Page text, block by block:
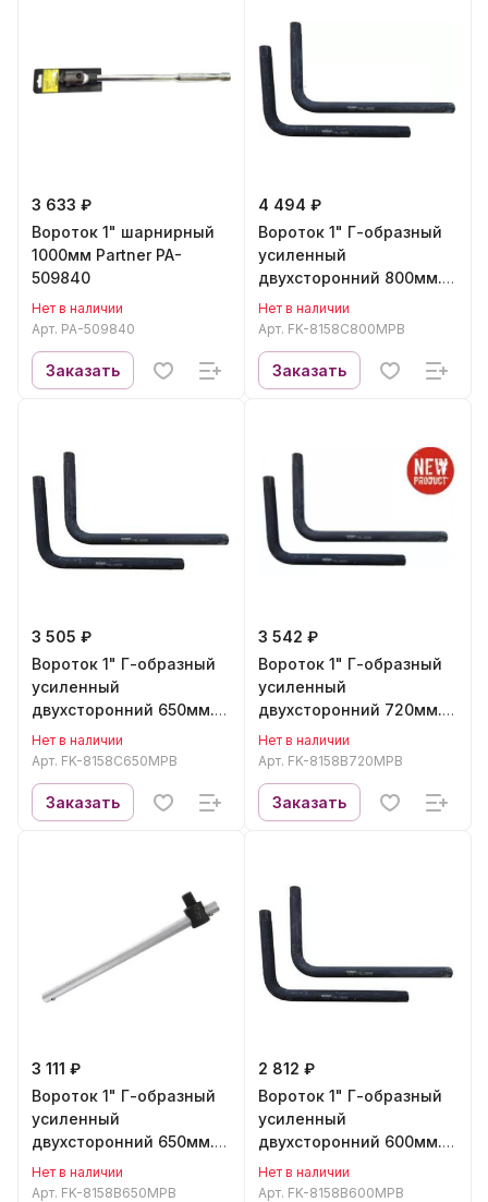
3 633 ₽
Вороток 1" шарнирный
1000мм Partner PA-
509840
Нет в наличии
Арт. PA-509840
Заказать
4 494 ₽
Вороток 1" Г-образный
усиленный
двухсторонний 800мм.
(покрытие CR-MO)"Profi
FORCEKRAFT FK-
Нет в наличии
Арт. FK-8158C800MPB
Заказать
3 505 ₽
Вороток 1" Г-образный
усиленный
двухсторонний 650мм.
(CR-MO)"Profi"
FORCEKRAFT FK-
Нет в наличии
Арт. FK-8158C650MPB
Заказать
3 542 ₽
Вороток 1" Г-образный
усиленный
двухсторонний 720мм.
(покрытие CR-MO)
FORCEKRAFT FK-
Нет в наличии
Арт. FK-8158B720MPB
Заказать
3 111 ₽
Вороток 1" Г-образный
усиленный
двухсторонний 650мм.
(покрытие CR-MO)
FORCEKRAFT FK-
Нет в наличии
Арт. FK-8158B650MPB
2 812 ₽
Вороток 1" Г-образный
усиленный
двухсторонний 600мм.
(покрытие CR-MO)
FORCEKRAFT FK-
Нет в наличии
Арт. FK-8158B600MPB